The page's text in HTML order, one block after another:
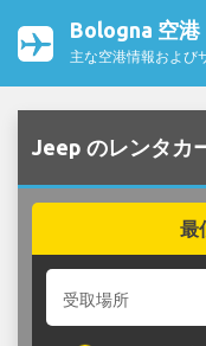
Bologna 空港
主な空港情報および
Jeep のレンタカ
最
受取場所